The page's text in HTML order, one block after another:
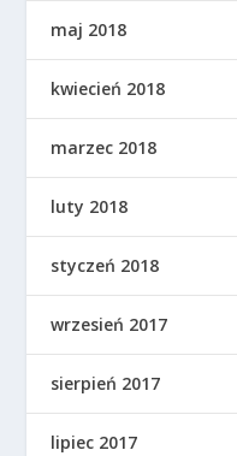
maj 2018
kwiecień 2018
marzec 2018
luty 2018
styczeń 2018
wrzesień 2017
sierpień 2017
lipiec 2017